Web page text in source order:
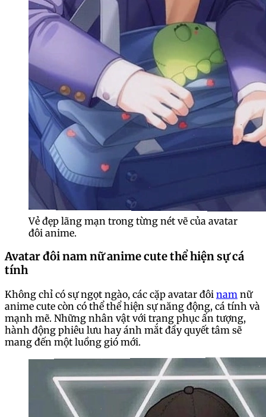
Vẻ đẹp lãng mạn trong từng nét vẽ của avatar
đôi anime.
Avatar đôi nam nữ anime cute thể hiện sự cá
tính
Không chỉ có sự ngọt ngào, các cặp avatar đôi nam nữ
anime cute còn có thể thể hiện sự năng động, cá tính và
mạnh mẽ. Những nhân vật với trang phục ấn tượng,
hành động phiêu lưu hay ánh mắt đầy quyết tâm sẽ
mang đến một luồng gió mới.